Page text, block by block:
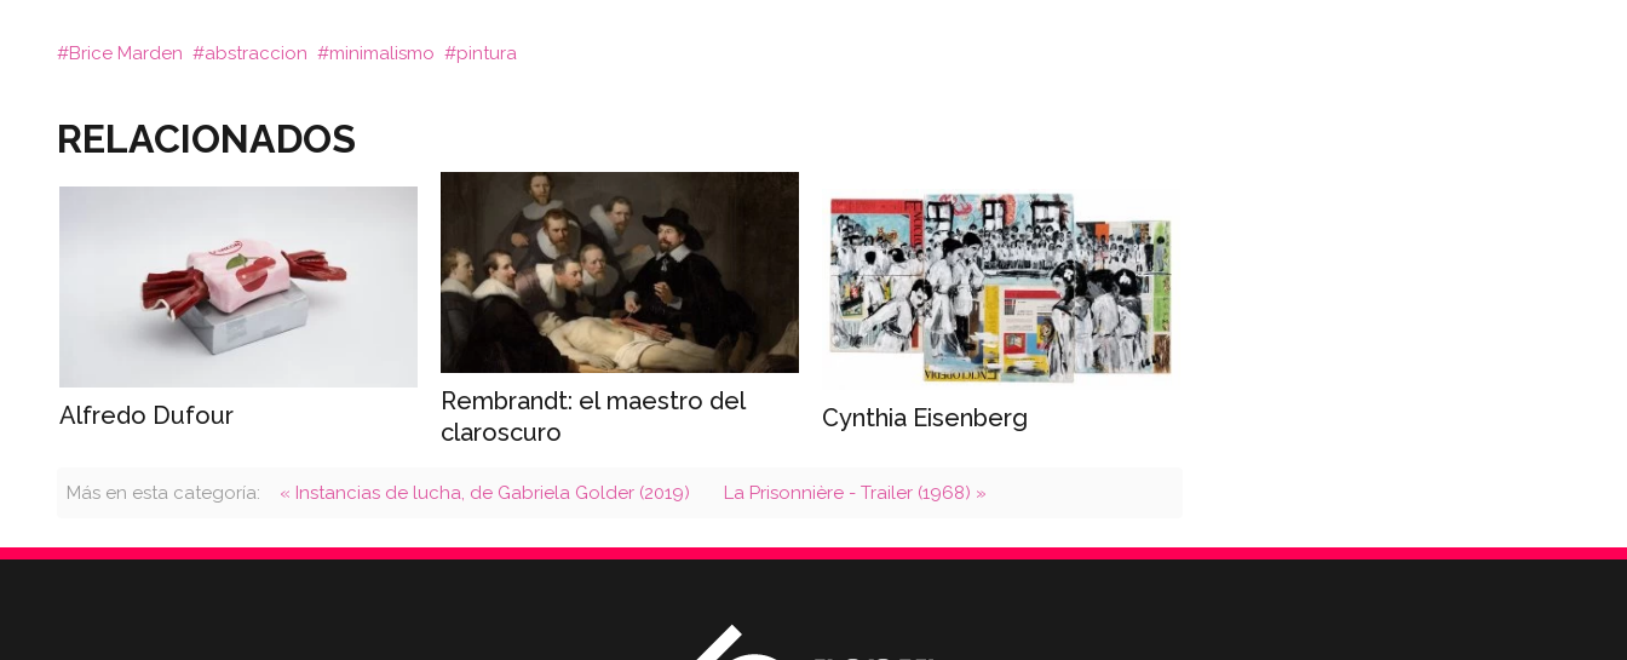
Brice Marden abstraccion minimalismo pintura
RELACIONADOS
Alfredo Dufour
Rembrandt: el maestro del
claroscuro
Cynthia Eisenberg
Más en esta categoría: « Instancias de lucha, de Gabriela Golder (2019) La Prisonnière - Trailer (1968) »